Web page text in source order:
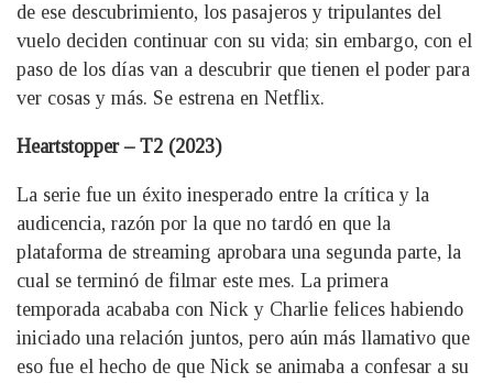
de ese descubrimiento, los pasajeros y tripulantes del
vuelo deciden continuar con su vida; sin embargo, con el
paso de los días van a descubrir que tienen el poder para
ver cosas y más. Se estrena en Netflix.
Heartstopper – T2 (2023)
La serie fue un éxito inesperado entre la crítica y la
audicencia, razón por la que no tardó en que la
plataforma de streaming aprobara una segunda parte, la
cual se terminó de filmar este mes. La primera
temporada acababa con Nick y Charlie felices habiendo
iniciado una relación juntos, pero aún más llamativo que
eso fue el hecho de que Nick se animaba a confesar a su